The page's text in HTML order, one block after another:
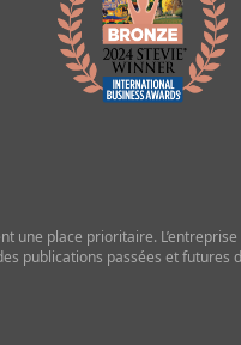
une place prioritaire.
publications passées et